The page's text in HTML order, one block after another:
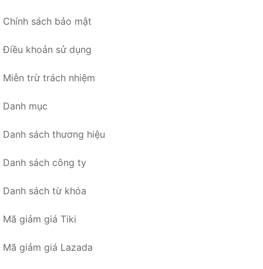
Chính sách bảo mật
Điều khoản sử dụng
Miễn trừ trách nhiệm
Danh mục
Danh sách thương hiệu
Danh sách công ty
Danh sách từ khóa
Mã giảm giá Tiki
Mã giảm giá Lazada